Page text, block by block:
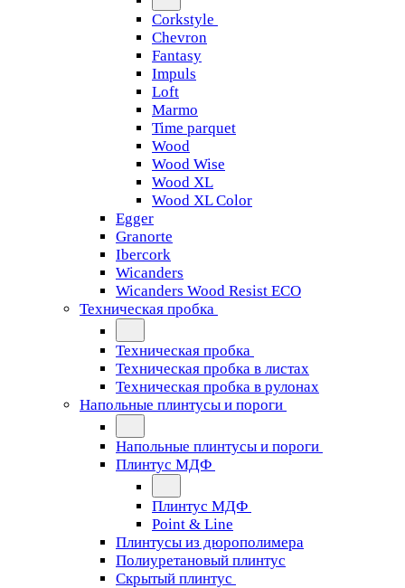
Corkstyle
Chevron
Fantasy
Impuls
Loft
Marmo
Time parquet
Wood
Wood Wise
Wood XL
Wood XL Color
Egger
Granorte
Ibercork
Wicanders
Wicanders Wood Resist ECO
Техническая пробка
Техническая пробка
Техническая пробка в листах
Техническая пробка в рулонах
Напольные плинтусы и пороги
Напольные плинтусы и пороги
Плинтус МДФ
Плинтус МДФ
Point & Line
Плинтусы из дюрополимера
Полиуретановый плинтус
Скрытый плинтус